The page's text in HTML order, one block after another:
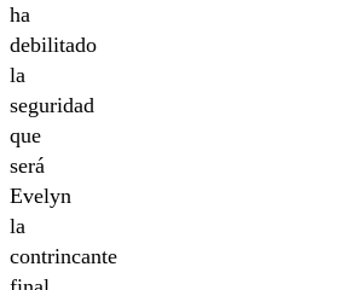
ha
debilitado
la
seguridad
que
será
Evelyn
la
contrincante